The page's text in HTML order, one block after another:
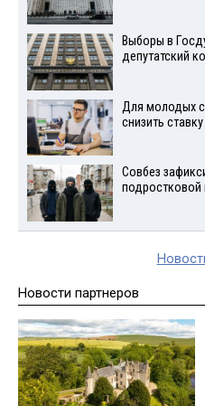
Выборы в
депутатский
Для молодых
снизить
Совбез
подростковой
Новости партнеров